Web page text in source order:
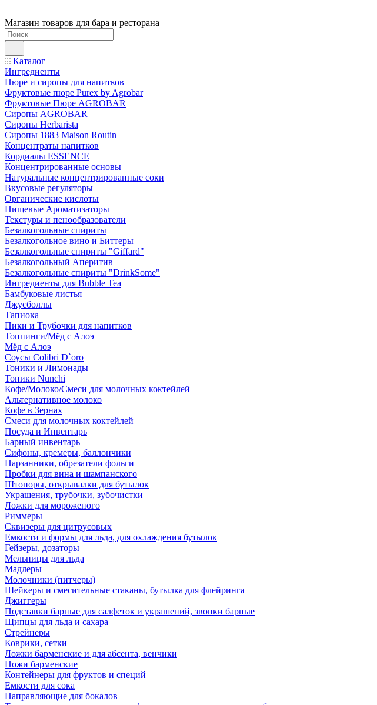
Магазин товаров для бара и ресторана
Каталог
Ингредиенты
Пюре и сиропы для напитков
Фруктовые пюре Purex by Agrobar
Фруктовые Пюре AGROBAR
Сиропы AGROBAR
Сиропы Herbarista
Сиропы 1883 Maison Routin
Концентраты напитков
Кордиалы ESSENCE
Концентрированные основы
Натуральные концентрированные соки
Вкусовые регуляторы
Органические кислоты
Пищевые Ароматизаторы
Текстуры и пенообразователи
Безалкогольные спириты
Безалкогольное вино и Биттеры
Безалкогольные спириты "Giffard"
Безалкогольный Аперитив
Безалкогольные спириты "DrinkSome"
Ингредиенты для Bubble Tea
Бамбуковые листья
Джусболлы
Тапиока
Пики и Трубочки для напитков
Топпинги/Мёд с Алоэ
Мёд с Алоэ
Соусы Colibri D`oro
Тоники и Лимонады
Тоники Nunchi
Кофе/Молоко/Смеси для молочных коктейлей
Альтернативное молоко
Кофе в Зернах
Смеси для молочных коктейлей
Посуда и Инвентарь
Барный инвентарь
Сифоны, кремеры, баллончики
Нарзанники, обрезатели фольги
Пробки для вина и шампанского
Штопоры, открывалки для бутылок
Украшения, трубочки, зубочистки
Ложки для мороженого
Риммеры
Сквизеры для цитрусовых
Емкости и формы для льда, для охлаждения бутылок
Гейзеры, дозаторы
Мельницы для льда
Мадлеры
Молочники (питчеры)
Шейкеры и смесительные стаканы, бутылка для флейринга
Джиггеры
Подставки барные для салфеток и украшений, звонки барные
Щипцы для льда и сахара
Стрейнеры
Коврики, сетки
Ложки барменские и для абсента, венчики
Ножи барменские
Контейнеры для фруктов и специй
Емкости для сока
Направляющие для бокалов